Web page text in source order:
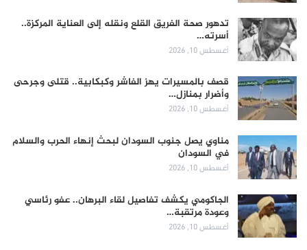
تدهور صحة الفريق القلع ونقله إلى العناية المركزة..
أسرته…
أغسطس 10, 2026
قصف بالمسيرات يهز الفاشر وكبكابية.. قتلى وجرحى
وأضرار بمنازل…
أغسطس 10, 2026
مناوي يصل جنوب السودان لبحث إنهاء الحرب والسلام
في السودان
أغسطس 10, 2026
الجاكومي يكشف تفاصيل لقاء البرهان.. عفو رئاسي
وعودة مرتقبة…
أغسطس 10, 2026